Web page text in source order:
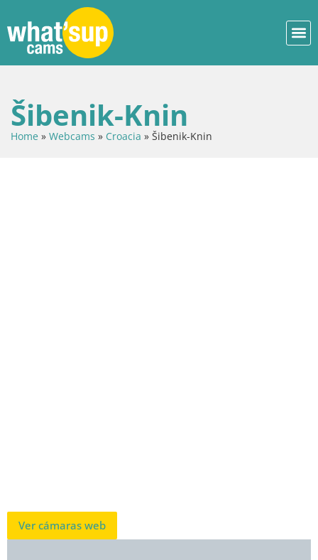
Šibenik-Knin
Home » Webcams » Croacia » Šibenik-Knin
Ver cámaras web